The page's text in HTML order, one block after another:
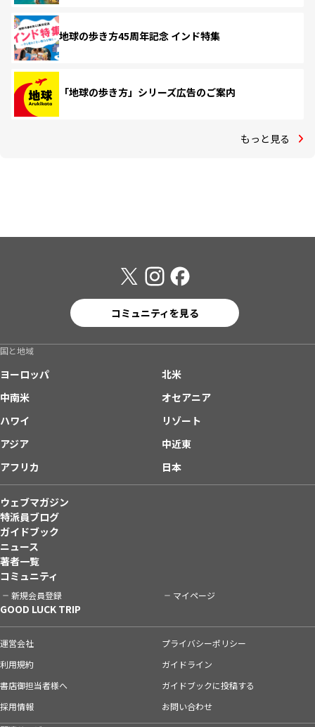
地球の歩き方45周年記念 インド特集
「地球の歩き方」シリーズ広告のご案内
もっと見る
コミュニティを見る
国と地域
ヨーロッパ
北米
中南米
オセアニア
ハワイ
リゾート
アジア
中近東
アフリカ
日本
ウェブマガジン
特派員ブログ
ガイドブック
ニュース
著者一覧
コミュニティ
新規会員登録 マイページ
GOOD LUCK TRIP
運営会社
プライバシーポリシー
利用規約
ガイドライン
書店御担当者様へ
ガイドブックに投稿する
採用情報
お問い合わせ